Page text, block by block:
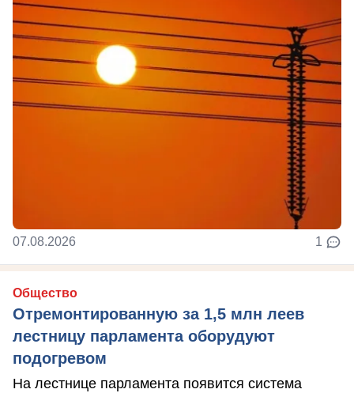
07.08.2026 1
Общество
Отремонтированную за 1,5 млн леев
лестницу парламента оборудуют
подогревом
На лестнице парламента появится система